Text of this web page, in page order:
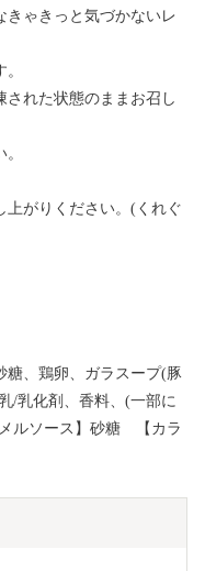
きゃきっと気づかないレ
された状態のままお召し
がりください。(くれぐ
糖、鶏卵、ガラスープ(豚
/乳化剤、香料、(一部に
ルソース】砂糖 【カラ